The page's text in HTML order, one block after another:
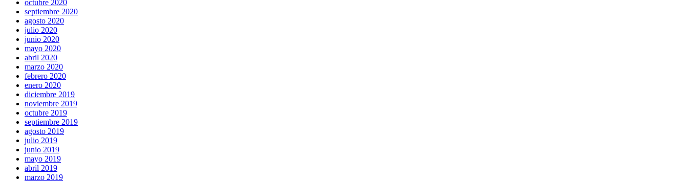
octubre 2020
septiembre 2020
agosto 2020
julio 2020
junio 2020
mayo 2020
abril 2020
marzo 2020
febrero 2020
enero 2020
diciembre 2019
noviembre 2019
octubre 2019
septiembre 2019
agosto 2019
julio 2019
junio 2019
mayo 2019
abril 2019
marzo 2019